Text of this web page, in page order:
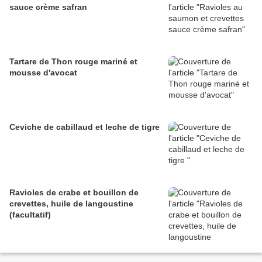
sauce crème safran
Tartare de Thon rouge mariné et
mousse d'avocat
Ceviche de cabillaud et leche de tigre
Ravioles de crabe et bouillon de
crevettes, huile de langoustine
(facultatif)